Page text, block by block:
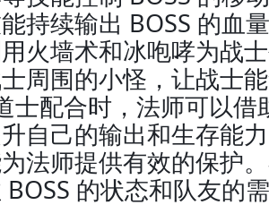
持续输出 BOSS 的血
火墙术和冰咆哮为战
周围的小怪，让战士
士配合时，法师可以
自己的输出和生存能
法师提供有效的保护
的状态和队友的